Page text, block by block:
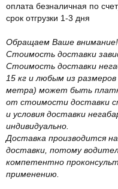
оплата безналичная по
срок отгрузки 1-3 дня
Обращаем Ваше внимание!
Стоимость доставки
Стоимость доставки
15 кг и любым из
метра) может быть
от стоимости доставки
и условия доставки
индивидуально.
Доставка производится
доставки, потому
компетентно
применению.